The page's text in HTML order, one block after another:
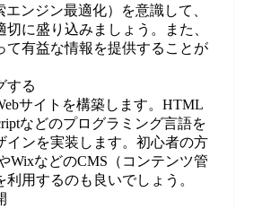
エンジン最適化）を意識して、
切に盛り込みましょう。また、
て有益な情報を提供することが
する
サイトを構築します。HTML
などのプログラミング言語を
インを実装します。初心者の方
WixなどのCMS（コンテンツ管
用するのも良いでしょう。